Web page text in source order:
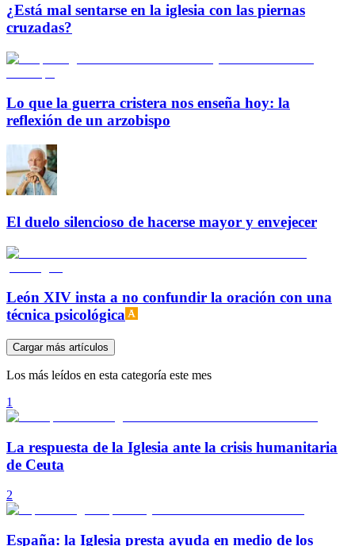
¿Está mal sentarse en la iglesia con las piernas
cruzadas?
Lo que la guerra cristera nos enseña hoy: la
reflexión de un arzobispo
El duelo silencioso de hacerse mayor y envejecer
León XIV insta a no confundir la oración con una
técnica psicológica
Cargar más artículos
Los más leídos en esta categoría este mes
1
La respuesta de la Iglesia ante la crisis humanitaria
de Ceuta
2
España: la Iglesia presta ayuda en medio de los